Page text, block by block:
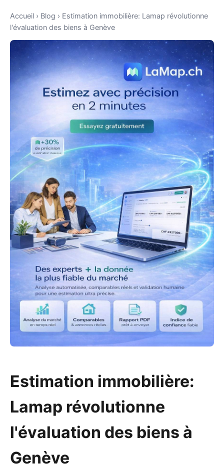
Accueil › Blog › Estimation immobilière: Lamap révolutionne
l'évaluation des biens à Genève
Estimation immobilière:
Lamap révolutionne
l'évaluation des biens à
Genève